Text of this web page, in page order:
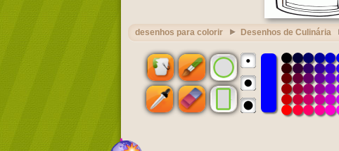
desenhos para colorir Desenhos de Culinária